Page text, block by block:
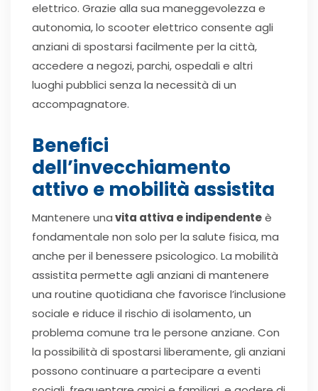
elettrico. Grazie alla sua maneggevolezza e
autonomia, lo scooter elettrico consente agli
anziani di spostarsi facilmente per la città,
accedere a negozi, parchi, ospedali e altri
luoghi pubblici senza la necessità di un
accompagnatore.
Benefici
dell’invecchiamento
attivo e mobilità assistita
Mantenere unavita attiva e indipendenteè
fondamentale non solo per la salute fisica, ma
anche per il benessere psicologico. La mobilità
assistita permette agli anziani di mantenere
una routine quotidiana che favorisce l’inclusione
sociale e riduce il rischio di isolamento, un
problema comune tra le persone anziane. Con
la possibilità di spostarsi liberamente, gli anziani
possono continuare a partecipare a eventi